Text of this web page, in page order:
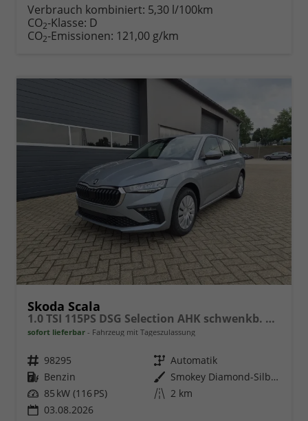
anfordern
Datei,
Verbrauch kombiniert: 5,30 l/100km
CO2-Klasse: D
CO2-Emissionen: 121,00 g/km
Skoda Scala
1.0 TSI 115PS DSG Selection AHK schwenkb. Klimaautomatik Sitzheizung PDC Rückf.Kamera Apple CarPlay Android Auto
sofort lieferbar Fahrzeug mit Tageszulassung
Fahrzeugnr. 98295 Getriebe Automatik
Kraftstoff Benzin Außenfarbe
Smokey Diamond-Silber Metallic
Leistung 85 kW (116 PS) Kilometerstand 2 km
03.08.2026